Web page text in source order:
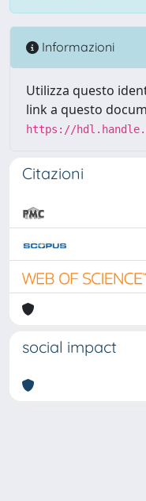
Informazioni
Utilizza questo
link a questo
https://
Citazioni
social impact